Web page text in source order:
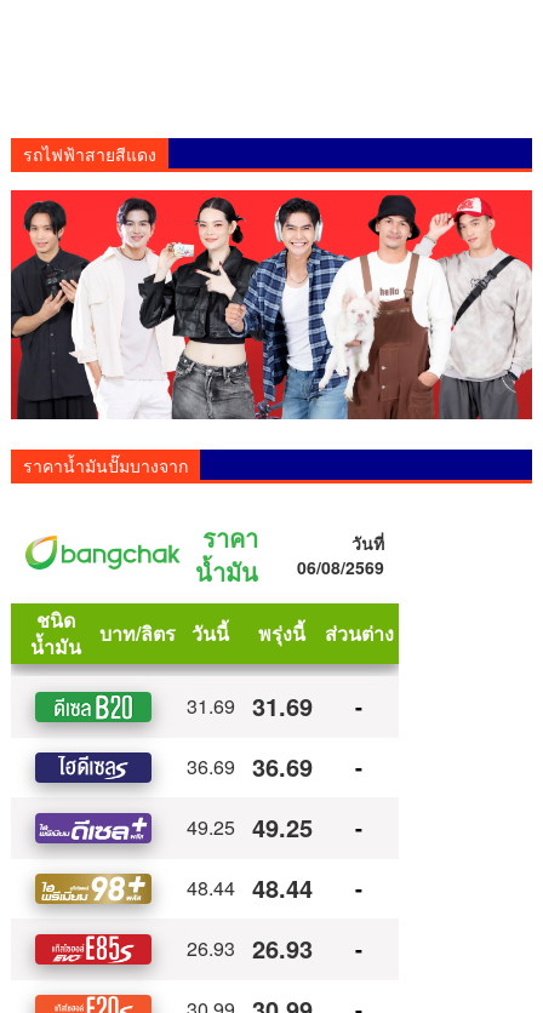
รถไฟฟ้าสายสีแดง
ราคาน้ำมันปั๊มบางจาก